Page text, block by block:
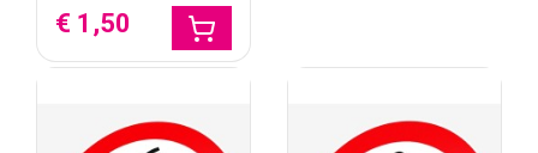
€ 1,50